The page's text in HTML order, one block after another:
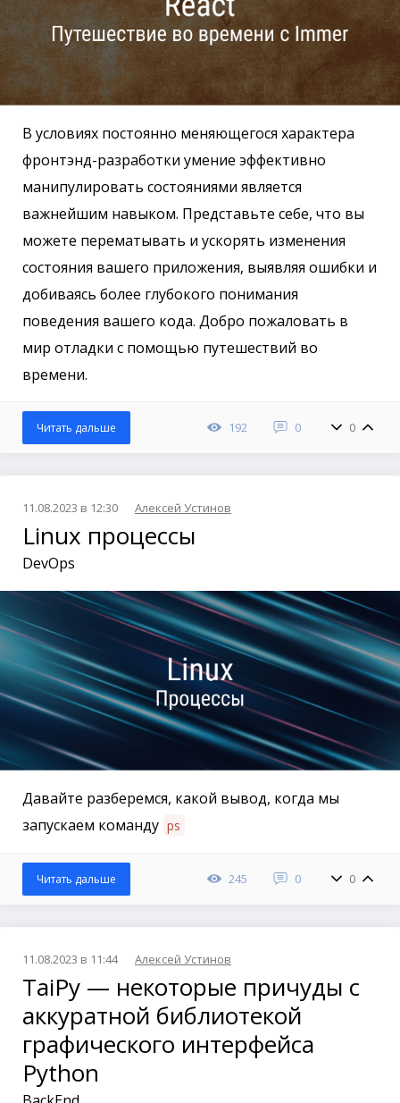
В условиях постоянно меняющегося характера
фронтэнд-разработки умение эффективно
манипулировать состояниями является
важнейшим навыком. Представьте себе, что вы
можете перематывать и ускорять изменения
состояния вашего приложения, выявляя ошибки и
добиваясь более глубокого понимания
поведения вашего кода. Добро пожаловать в
мир отладки с помощью путешествий во
времени.
192 0 0
Читать дальше
11.08.2023 в 12:30 Алексей Устинов
Linux процессы
DevOps
Давайте разберемся, какой вывод, когда мы
запускаем команду ps
245 0 0
Читать дальше
11.08.2023 в 11:44 Алексей Устинов
TaiPy — некоторые причуды с
аккуратной библиотекой
графического интерфейса
Python